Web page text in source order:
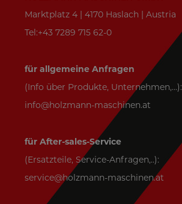
Marktplatz 4 | 4170 Haslach | Austria
Tel:+43 7289 715 62-0
für allgemeine Anfragen
(Info über Produkte, Unternehmen,...):
info@holzmann-maschinen.at
für After-sales-Service
(Ersatzteile, Service-Anfragen,..):
service@holzmann-maschinen.at